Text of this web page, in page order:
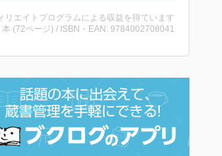
リエイトプログラムによる収益を得ています
(72ページ) / ISBN・EAN: 9784002708041